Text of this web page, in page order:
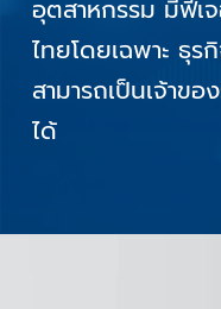
อุปกรณ์ ทุกที่ทุกเว
สำหรับธุรกิจไทย
ธุรกิจ ขึ้นระบบได้ร
เลือกแพ็กเกจได้ต
ธุรกิจคุณ
อุตสาหกรรม มีฟีเ
ไทยโดยเฉพาะ ธุร
สามารถเป็นเจ้าข
ได้
อุปกรณ์ ทุกที่ทุกเว
สำหรับธุรกิจไทย
ธุรกิจ ขึ้นระบบได้ร
เลือกแพ็กเกจได้ต
ธุรกิจคุณ
อุตสาหกรรม มีฟีเ
ไทยโดยเฉพาะ ธุร
สามารถเป็นเจ้าข
ได้
อุปกรณ์ ทุกที่ทุกเว
สำหรับธุรกิจไทย